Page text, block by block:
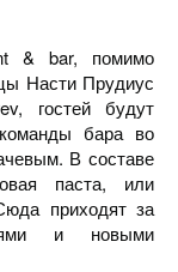
& bar, помимо
Насти Прудиус
гостей будут
бара во
В составе
паста, или
приходят за
и новыми